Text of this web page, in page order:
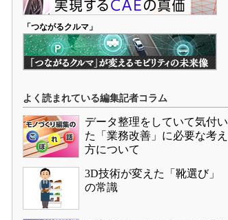
「つながるクルマ」
よく読まれている編集記者コラム
データ整理をしていて気付い
た「業務改善」に必要な考え
方について
3D技術が変えた「靴選び」
の常識